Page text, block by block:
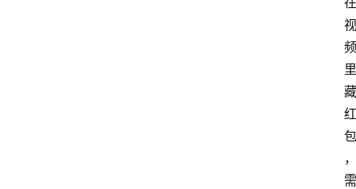
视
频
里
藏
红
包
，
需